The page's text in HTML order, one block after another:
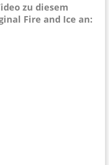
zu diesem
Fire and Ice an: